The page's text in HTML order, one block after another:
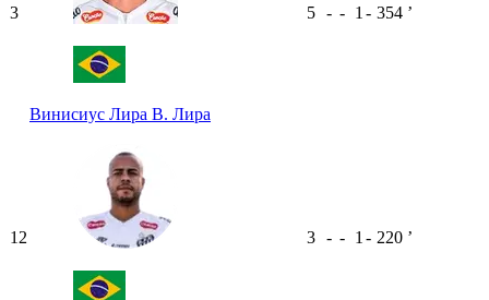
3
Винисиус Лира В. Лира
5 - - 1 - 354 ʼ
12 3 - - 1 - 220 ʼ